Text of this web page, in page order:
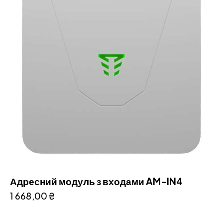
Адресний модуль з входами AM-IN4
1 668,00₴